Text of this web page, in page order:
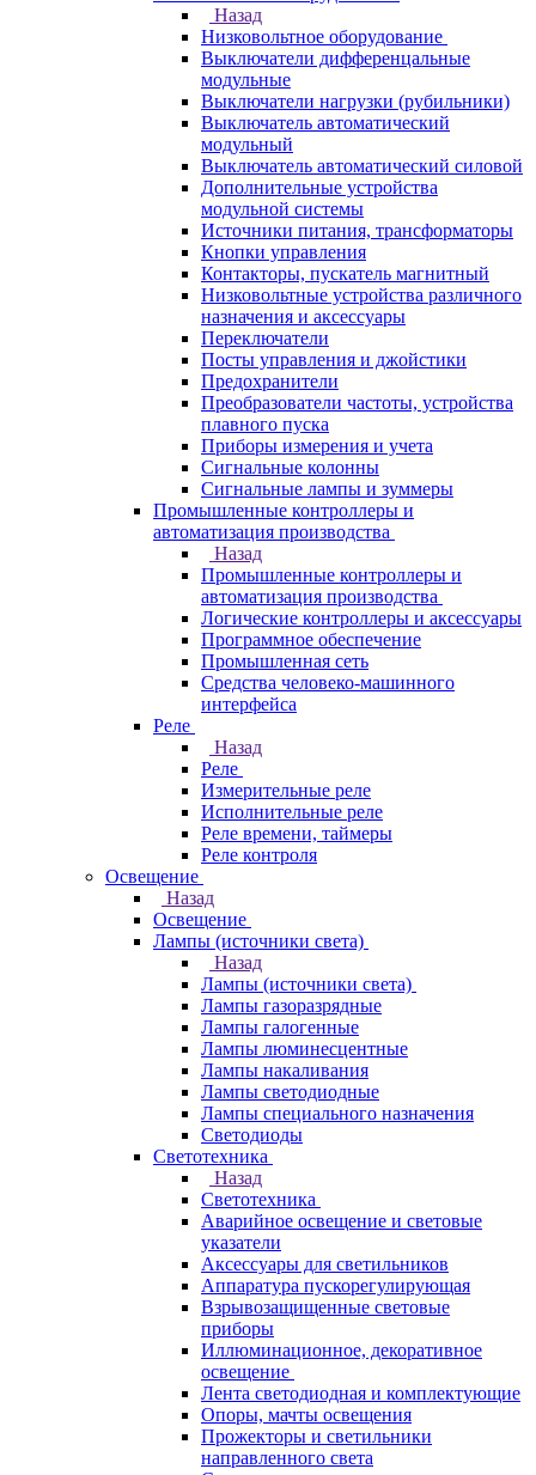
Назад
Низковольтное оборудование
Выключатели дифференцальные
модульные
Выключатели нагрузки (рубильники)
Выключатель автоматический
модульный
Выключатель автоматический силовой
Дополнительные устройства
модульной системы
Источники питания, трансформаторы
Кнопки управления
Контакторы, пускатель магнитный
Низковольтные устройства различного
назначения и аксессуары
Переключатели
Посты управления и джойстики
Предохранители
Преобразователи частоты, устройства
плавного пуска
Приборы измерения и учета
Сигнальные колонны
Сигнальные лампы и зуммеры
Промышленные контроллеры и
автоматизация производства
Назад
Промышленные контроллеры и
автоматизация производства
Логические контроллеры и аксессуары
Программное обеспечение
Промышленная сеть
Средства человеко-машинного
интерфейса
Реле
Назад
Реле
Измерительные реле
Исполнительные реле
Реле времени, таймеры
Реле контроля
Освещение
Назад
Освещение
Лампы (источники света)
Назад
Лампы (источники света)
Лампы газоразрядные
Лампы галогенные
Лампы люминесцентные
Лампы накаливания
Лампы светодиодные
Лампы специального назначения
Светодиоды
Светотехника
Назад
Светотехника
Аварийное освещение и световые
указатели
Аксессуары для светильников
Аппаратура пускорегулирующая
Взрывозащищенные световые
приборы
Иллюминационное, декоративное
освещение
Лента светодиодная и комплектующие
Опоры, мачты освещения
Прожекторы и светильники
направленного света